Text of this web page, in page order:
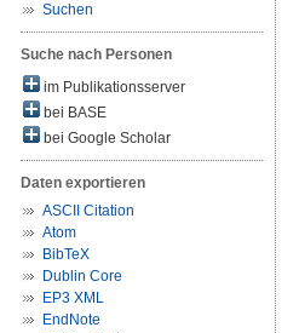
Suchen
Suche nach Personen
im Publikationsserver
bei BASE
bei Google Scholar
Daten exportieren
ASCII Citation
Atom
BibTeX
Dublin Core
EP3 XML
EndNote